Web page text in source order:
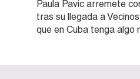
Paula Pavic arremete
tras su llegada a
que en Cuba tenga